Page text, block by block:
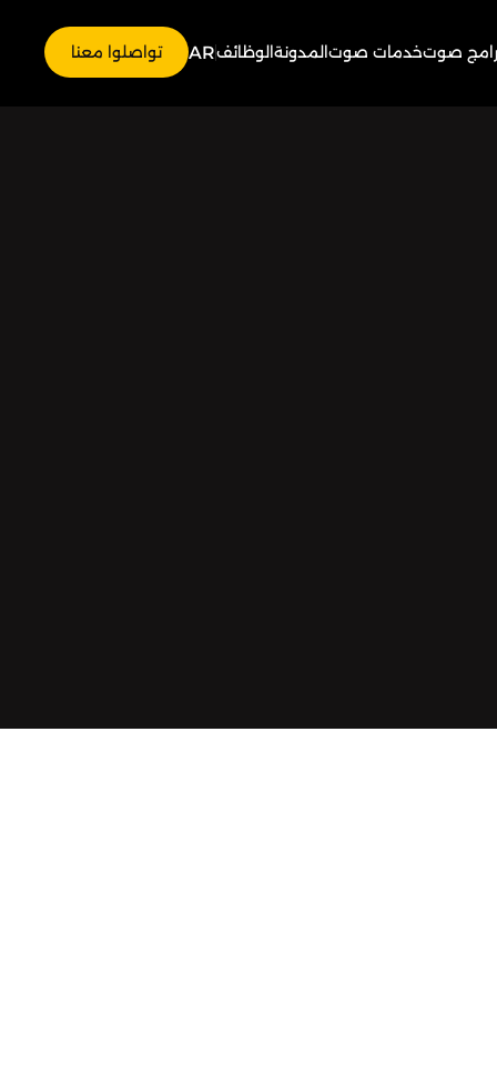
صوتخدمات صوتالمدونةالوظائفAR تواصلوا معنا